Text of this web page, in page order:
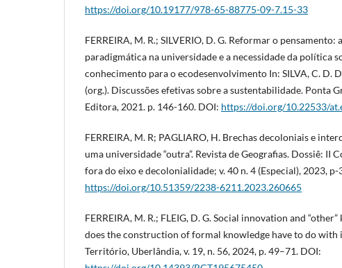
https://doi.org/10.19177/978-65-88775-09-7.15-33
FERREIRA, M. R.; SILVERIO, D. G. Reformar o pensamento:
paradigmática na universidade e a necessidade da política
conhecimento para o ecodesenvolvimento In: SILVA, C. D.
(org.). Discussões efetivas sobre a sustentabilidade. Ponta
Editora, 2021. p. 146-160. DOI: https://doi.org/10.22533/
FERREIRA, M. R; PAGLIARO, H. Brechas decoloniais e
uma universidade “outra”. Revista de Geografias. Dossiê: II
fora do eixo e decolonialidade; v. 40 n. 4 (Especial), 2023,
https://doi.org/10.51359/2238-6211.2023.260665
FERREIRA, M. R.; FLEIG, D. G. Social innovation and
does the construction of formal knowledge have to do with
Território, Uberlândia, v. 19, n. 56, 2024, p. 49–71. DOI: